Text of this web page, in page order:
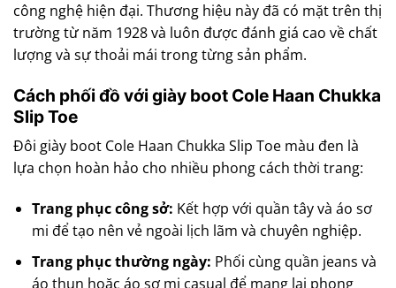
công nghệ hiện đại. Thương hiệu này đã có mặt trên thị
trường từ năm 1928 và luôn được đánh giá cao về chất
lượng và sự thoải mái trong từng sản phẩm.
Cách phối đồ với giày boot Cole Haan Chukka
Slip Toe
Đôi giày boot Cole Haan Chukka Slip Toe màu đen là
lựa chọn hoàn hảo cho nhiều phong cách thời trang:
Trang phục công sở: Kết hợp với quần tây và áo sơ
mi để tạo nên vẻ ngoài lịch lãm và chuyên nghiệp.
Trang phục thường ngày: Phối cùng quần jeans và
áo thun hoặc áo sơ mi casual để mang lại phong